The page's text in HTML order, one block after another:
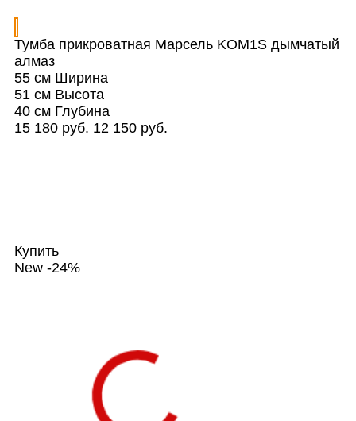
Тумба прикроватная Марсель KOM1S дымчатый
алмаз
55 смШирина
51 смВысота
40 смГлубина
15 180 руб. 12 150 руб.
Купить
New -24%